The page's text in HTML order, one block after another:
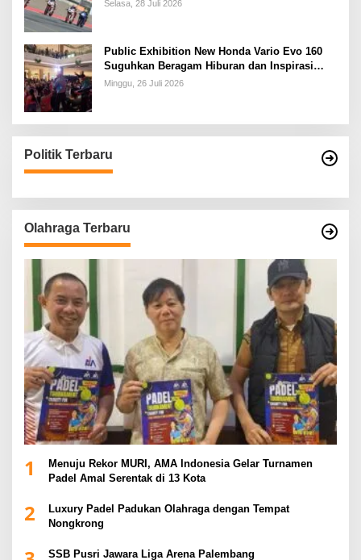
Selasa, 28 Juli 2026
Public Exhibition New Honda Vario Evo 160
Suguhkan Beragam Hiburan dan Inspirasi
Modifikasi
Minggu, 26 Juli 2026
Politik Terbaru
Olahraga Terbaru
1
Menuju Rekor MURI, AMA Indonesia Gelar Turnamen
Padel Amal Serentak di 13 Kota
2
Luxury Padel Padukan Olahraga dengan Tempat
Nongkrong
SSB Pusri Jawara Liga Arena Palembang